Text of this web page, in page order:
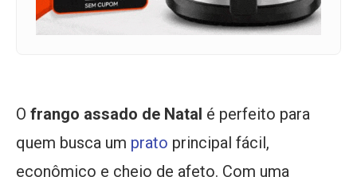
O frango assado de Natal é perfeito para
quem busca um prato principal fácil,
econômico e cheio de afeto. Com uma